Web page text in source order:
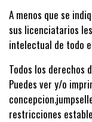
A menos que se
sus licenciatarios
intelectual de todo
Todos los derechos
Puedes ver y/o
restricciones